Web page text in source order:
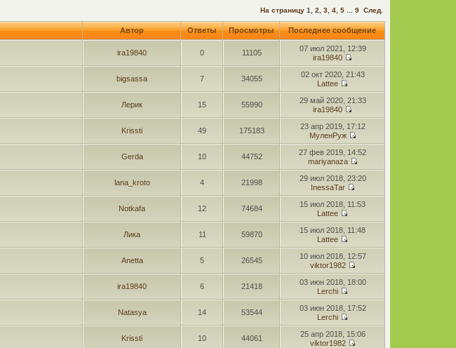
На страницу 1 ,2 ,3 ,4 ,5 ...9 След.
Автор Ответы Просмотры Последнее сообщение
ira19840 0 11105
07 июл 2021, 12:39
ira19840
bigsassa 7 34055
02 окт 2020, 21:43
Lattee
Лерик 15 55990
29 май 2020, 21:33
ira19840
Krissti 49 175183
23 апр 2019, 17:12
МуленРуж
Gerda 10 44752
27 фев 2019, 14:52
mariyanaza
lana_kroto 4 21998
29 июл 2018, 23:20
InessaTar
Notkafa 12 74684
15 июл 2018, 11:53
Lattee
Лика 11 59870
15 июл 2018, 11:48
Lattee
Anetta 5 26545
10 июл 2018, 12:57
viktor1982
ira19840 6 21418
03 июн 2018, 18:00
Lerchi
Natasya 14 53544
03 июн 2018, 17:52
Lerchi
Krissti 10 44061
25 апр 2018, 15:06
viktor1982